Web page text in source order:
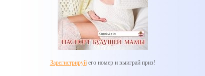
Зарегистрируйего номер и выиграй приз!